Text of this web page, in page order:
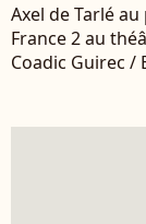
Axel de Tarlé
France 2 au
Coadic Guirec /